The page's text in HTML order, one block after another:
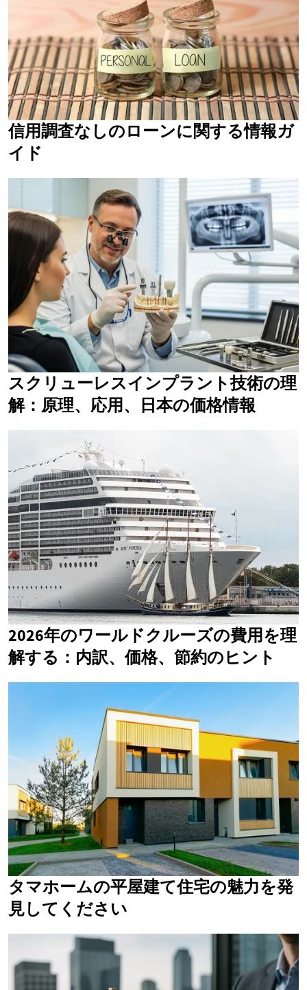
信用調査なしのローンに関する情報ガ
イド
スクリューレスインプラント技術の理
解：原理、応用、日本の価格情報
2026年のワールドクルーズの費用を理
解する：内訳、価格、節約のヒント
タマホームの平屋建て住宅の魅力を発
見してください